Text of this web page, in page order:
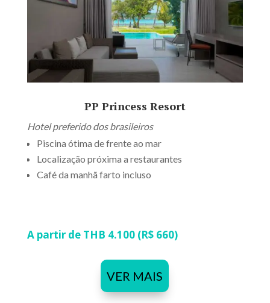
PP Princess Resort
Hotel preferido dos brasileiros
Piscina ótima de frente ao mar
Localização próxima a restaurantes
Café da manhã farto incluso
A partir de THB 4.100 (R$ 660)
VER MAIS